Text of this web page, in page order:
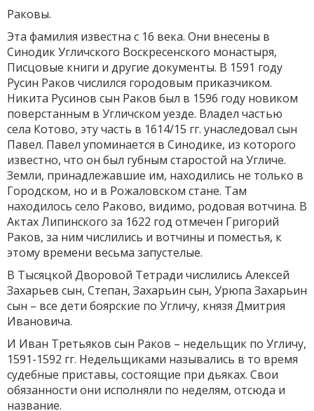
Раковы.
Эта фамилия известна с 16 века. Они внесены в
Синодик Угличского Воскресенского монастыря,
Писцовые книги и другие документы. В 1591 году
Русин Раков числился городовым приказчиком.
Никита Русинов сын Раков был в 1596 году новиком
поверстанным в Угличском уезде. Владел частью
села Котово, эту часть в 1614/15 гг. унаследовал сын
Павел. Павел упоминается в Синодике, из которого
известно, что он был губным старостой на Угличе.
Земли, принадлежавшие им, находились не только в
Городском, но и в Рожаловском стане. Там
находилось село Раково, видимо, родовая вотчина. В
Актах Липинского за 1622 год отмечен Григорий
Раков, за ним числились и вотчины и поместья, к
этому времени весьма запустелые.
В Тысяцкой Дворовой Тетради числились Алексей
Захарьев сын, Степан, Захарьин сын, Урюпа Захарьин
сын – все дети боярские по Угличу, князя Дмитрия
Ивановича.
И Иван Третьяков сын Раков – недельщик по Угличу,
1591-1592 гг. Недельщиками назывались в то время
судебные приставы, состоящие при дьяках. Свои
обязанности они исполняли по неделям, отсюда и
название.